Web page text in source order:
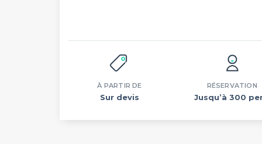
À PARTIR DE
Sur devis
RÉSERVATION
Jusqu’à 300